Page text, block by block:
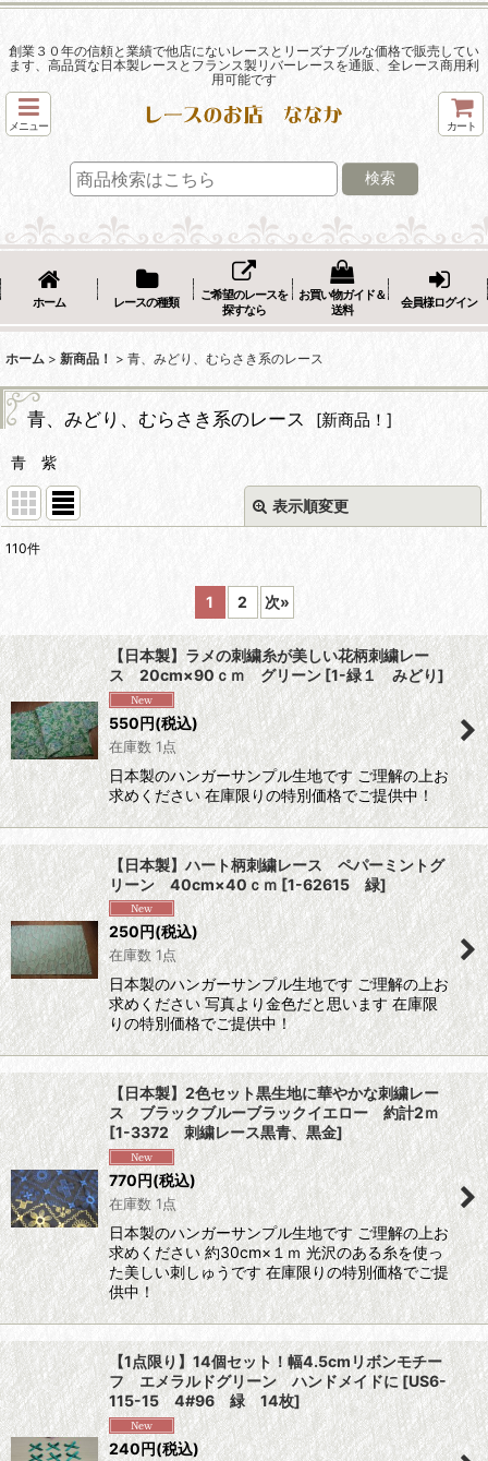
創業３０年の信頼と業績で他店にないレースとリーズナブルな価格で販売してい
ます、高品質な日本製レースとフランス製リバーレースを通販、全レース商用利
用可能です
メニュー カート
検索
ホーム レースの種類
ご希望のレースを
探すなら
お買い物ガイド＆
送料
会員様ログイン
ホーム > 新商品！ > 青、みどり、むらさき系のレース
青、みどり、むらさき系のレース [新商品！ ]
青 紫
表示順変更
並び順:
絞り込む
110件
1 2 次»
【日本製】ラメの刺繍糸が美しい花柄刺繍レー
ス 20cm×90ｃｍ グリーン[1-緑１ みどり]
550円(税込)
在庫数 1点
日本製のハンガーサンプル生地です ご理解の上お
求めください 在庫限りの特別価格でご提供中！
【日本製】ハート柄刺繍レース ペパーミントグ
リーン 40cm×40ｃｍ[1-62615 緑]
250円(税込)
在庫数 1点
日本製のハンガーサンプル生地です ご理解の上お
求めください 写真より金色だと思います 在庫限
りの特別価格でご提供中！
【日本製】2色セット黒生地に華やかな刺繍レー
ス ブラックブルーブラックイエロー 約計2ｍ
[1-3372 刺繍レース黒青、黒金]
770円(税込)
在庫数 1点
日本製のハンガーサンプル生地です ご理解の上お
求めください 約30cm×１ｍ 光沢のある糸を使っ
た美しい刺しゅうです 在庫限りの特別価格でご提
供中！
【1点限り】14個セット！幅4.5cmリボンモチー
フ エメラルドグリーン ハンドメイドに [US6-
115-15 4#96 緑 14枚]
240円(税込)